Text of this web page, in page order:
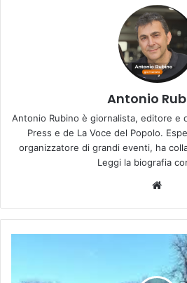
Antonio
Antonio Rubino è giornalista, editore e
Press e de La Voce del Popolo.
organizzatore di grandi eventi, ha
Leggi la biografia